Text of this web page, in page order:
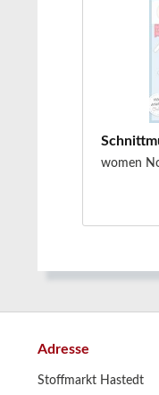
women
Adresse
Stoffmarkt Hastedt